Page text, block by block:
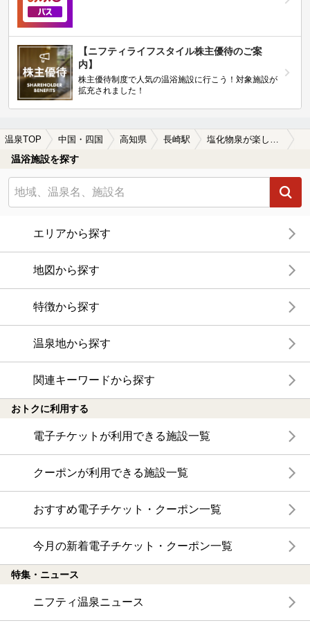
【ニフティライフスタイル株主優待のご案
内】
株主優待制度で人気の温浴施設に行こう！対象施設が
拡充されました！
温泉TOP 中国・四国 高知県 長崎駅 塩化物泉が楽しめる長崎駅近くの温泉、日帰り温泉、スーパー銭湯おすすめ
温浴施設を探す
エリアから探す
地図から探す
特徴から探す
温泉地から探す
関連キーワードから探す
おトクに利用する
電子チケットが利用できる施設一覧
クーポンが利用できる施設一覧
おすすめ電子チケット・クーポン一覧
今月の新着電子チケット・クーポン一覧
特集・ニュース
ニフティ温泉ニュース